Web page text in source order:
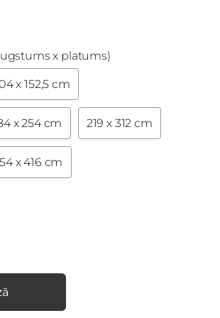
x platums)
x 152,5 cm
x 254 cm 219 x 312 cm
x 416 cm